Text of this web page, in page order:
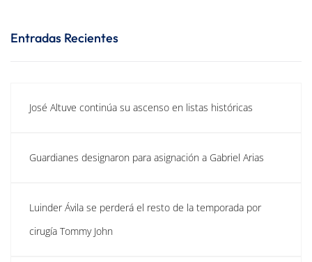
Entradas Recientes
José Altuve continúa su ascenso en listas históricas
Guardianes designaron para asignación a Gabriel Arias
Luinder Ávila se perderá el resto de la temporada por
cirugía Tommy John